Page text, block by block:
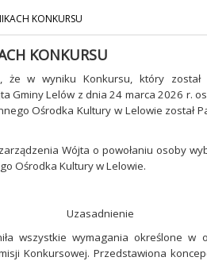
KONKURSU
KONKURSU
że w wyniku Konkursu, który
Gminy Lelów z dnia 24 marca 2026 r.
Ośrodka Kultury w Lelowie został
Wójta o powołaniu osoby
Ośrodka Kultury w Lelowie.
Uzasadnienie
wszystkie wymagania określone w
Konkursowej. Przedstawiona